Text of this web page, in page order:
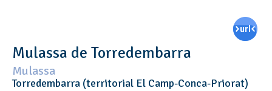
Mulassa de Torredembarra
Mulassa
Torredembarra (territorial El Camp-Conca-Priorat)